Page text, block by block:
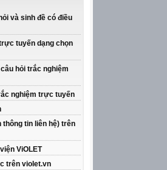
và sinh đề có điều
tuyến dạng chọn
hỏi trắc nghiệm
nghiệm trực tuyến
thông tin liên hệ) trên
ViOLET
trên violet.vn